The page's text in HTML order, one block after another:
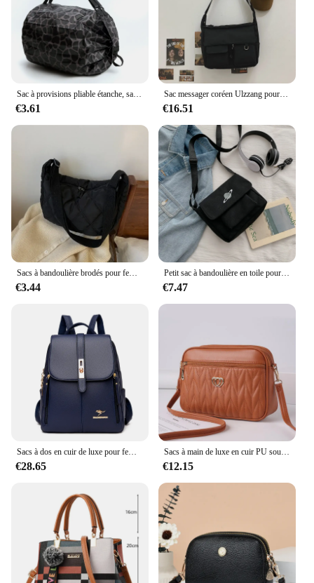
Sac à provisions pliable étanche, sacs de rangement de voyage en plein air, sac de plage portable de grande capacité, sac d'épicerie de supermarché, notifications
€3.61
Sac messager coréen Ulzzang pour femme, sacs en nylon, sacs à bandoulière multipoches pour femme, sac de livre scolaire lancé, sac pour fille, nouveau, 2023
€16.51
Sacs à bandoulière brodés pour femmes, sacs à main de grande capacité, sac messager lancé, mode populaire féminine, sac shopper Hobos
€3.44
Petit sac à bandoulière en toile pour femme, sac messager étudiant, collage décontracté, initié, imprimé
€7.47
Sacs à dos en cuir de luxe pour femmes et filles, sac à dos décontracté, sac à dos vintage noir, sacs d'école, sac à dos Mochila
€28.65
Sacs à main de luxe en cuir PU souple pour femmes, sacs à bandoulière initiés, sacs à main de créateurs, haute qualité, 2024
€12.15